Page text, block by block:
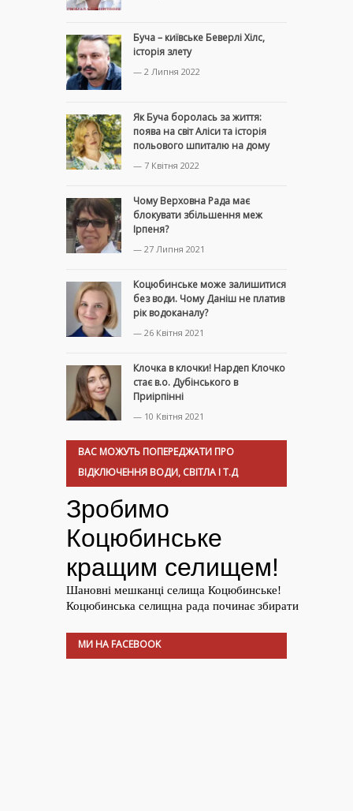
Буча – київське Беверлі Хілс,
історія злету
— 2 Липня 2022
Як Буча боролась за життя:
поява на світ Аліси та історія
польового шпиталю на дому
— 7 Квітня 2022
Чому Верховна Рада має
блокувати збільшення меж
Ірпеня?
— 27 Липня 2021
Коцюбинське може залишитися
без води. Чому Даніш не платив
рік водоканалу?
— 26 Квітня 2021
Клочка в клочки! Нардеп Клочко
стає в.о. Дубінського в
Приірпінні
— 10 Квітня 2021
ВАС МОЖУТЬ ПОПЕРЕДЖАТИ ПРО
ВІДКЛЮЧЕННЯ ВОДИ, СВІТЛА І Т.Д
МИ НА FACEBOOK